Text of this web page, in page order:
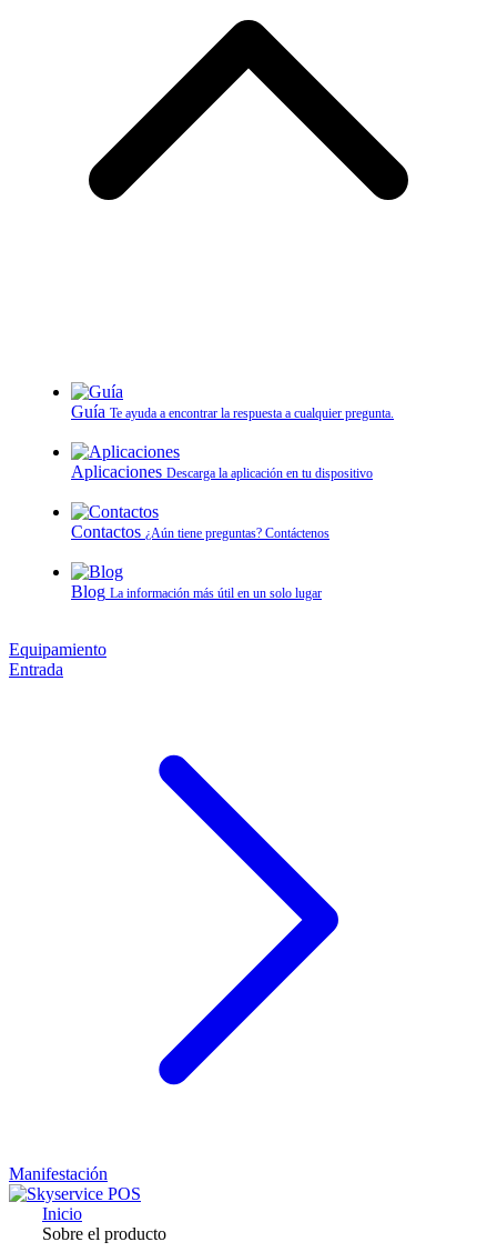
Guía Te ayuda a encontrar la respuesta a cualquier pregunta.
Aplicaciones Descarga la aplicación en tu dispositivo
Contactos ¿Aún tiene preguntas? Contáctenos
Blog La información más útil en un solo lugar
Equipamiento
Entrada
Manifestación
Inicio
Sobre el producto